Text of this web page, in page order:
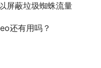
屏蔽垃圾蜘蛛流量
还有用吗？